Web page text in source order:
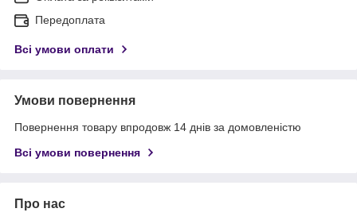
Передоплата
Всі умови оплати
Умови повернення
Повернення товару впродовж 14 днів за домовленістю
Всі умови повернення
Про нас